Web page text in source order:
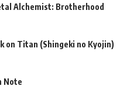
Alchemist: Brotherhood
on Titan (Shingeki no Kyojin)
Note